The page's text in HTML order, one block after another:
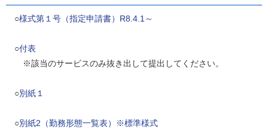
○様式第１号（指定申請書）R8.4.1～
○付表
※該当のサービスのみ抜き出して提出してください。
○別紙１
○別紙2（勤務形態一覧表）※標準様式